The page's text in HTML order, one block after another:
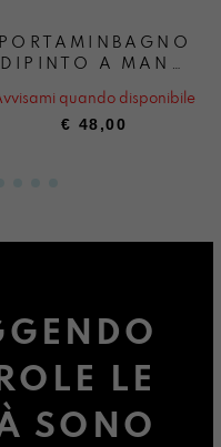
PORTAMINBAGNO
DIPINTO A MANO
SOTTOMARINA
quando disponibile
€ 48,00
LE
SONO